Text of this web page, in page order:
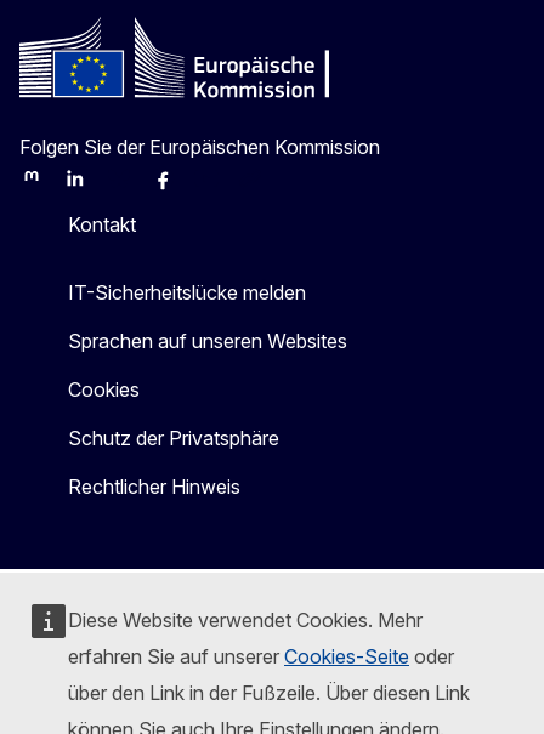
Diese Website verwendet Cookies. Mehr
erfahren Sie auf unserer Cookies-Seite oder
über den Link in der Fußzeile. Über diesen Link
können Sie auch Ihre Einstellungen ändern.
Folgen Sie der Europäischen Kommission
MastodonLinkedInBlueskyFacebook
Kontakt
IT-Sicherheitslücke melden
Sprachen auf unseren Websites
Cookies
Schutz der Privatsphäre
Rechtlicher Hinweis